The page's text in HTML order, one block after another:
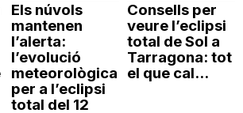
Els núvols
mantenen
l’alerta:
l’evolució
meteorològica
per a l’eclipsi
total del 12
Consells per
veure l’eclipsi
total de Sol a
Tarragona: tot
el que cal...